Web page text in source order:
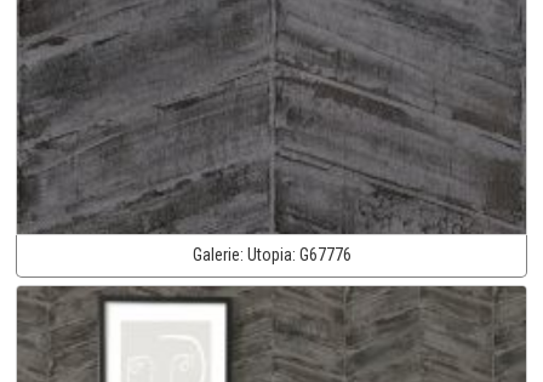
Galerie: Utopia: G67776